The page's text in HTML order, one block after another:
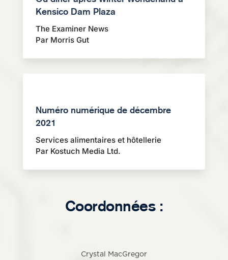
Kensico Dam Plaza
The Examiner News
Par Morris Gut
Numéro numérique de décembre
2021
Services alimentaires et hôtellerie
Par Kostuch Media Ltd.
Coordonnées :
Crystal MacGregor